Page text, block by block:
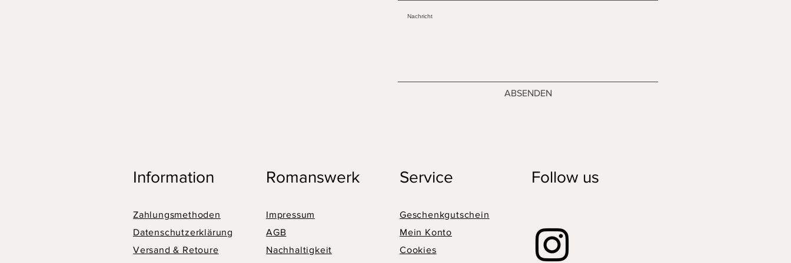
ABSENDEN
Information
Zahlungsmethoden
Datenschutzerklärung
Versand & Retoure
Romanswerk
Impressum
AGB
Nachhaltigkeit
Service
Geschenkgutschein
Mein Konto
Cookies
Follow us